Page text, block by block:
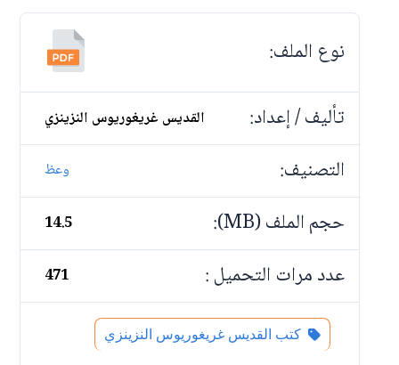
نوع الملف:
تأليف / إعداد:
القديس غريغوريوس النزينزي
التصنيف: وعظ
حجم الملف (MB): 14.5
عدد مرات التحميل : 471
كتب القديس غريغوريوس النزينزي